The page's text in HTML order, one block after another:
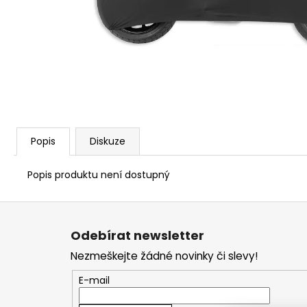
Popis Diskuze
Popis produktu není dostupný
1 209 Kč
Z
Odebírat newsletter
Nezmeškejte žádné novinky či slevy!
E-mail